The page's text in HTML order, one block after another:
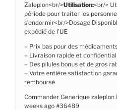
Zaleplon<br/>Utilisation:<br/>
période pour traiter les
s’endormir<br/>Dosage
expédié de l’UE
– Prix bas pour des
– Livraison rapide et
– Des pilules bonus et de gros
– Votre entière satisfaction
remboursé
Commander Generique
weeks ago #36489